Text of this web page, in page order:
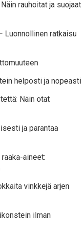
rauhoitat ja suojaat
ratkaisu
helposti ja nopeasti
Näin otat
ja parantaa
aineet:
vinkkejä arjen
ilman